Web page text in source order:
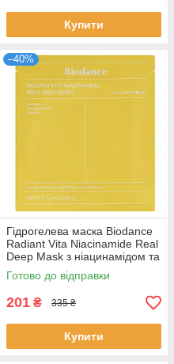
Купити
–40%
Гідрогелева маска Biodance
Radiant Vita Niacinamide Real
Deep Mask з ніацинамідом та
ананасовою водою.
Готово до відправки
201 ₴ 335 ₴
Купити